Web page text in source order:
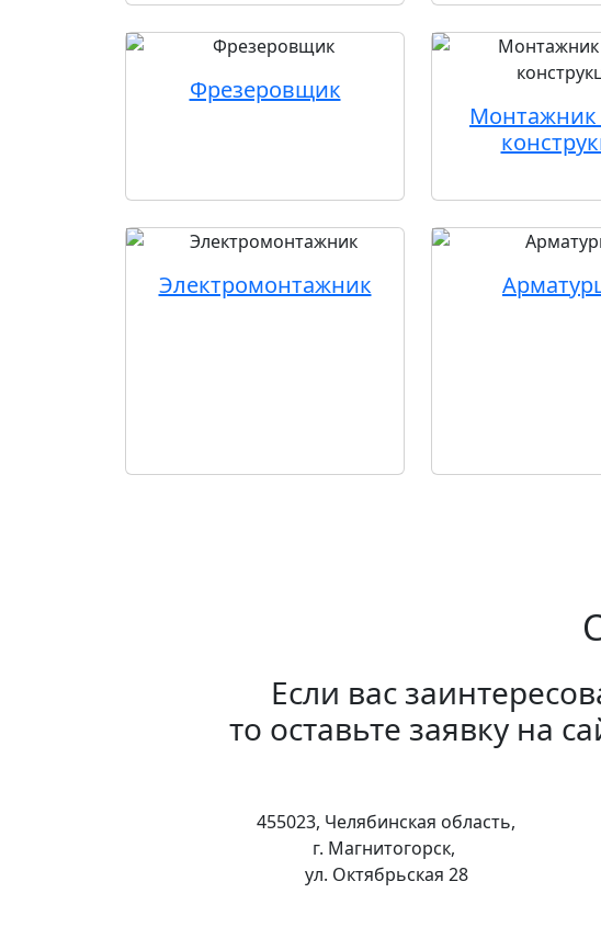
Фрезеровщик
Электромонтажник
Если вас
то оставьте заявку на
455023, Челябинская область,
г. Магнитогорск,
ул. Октябрьская 28